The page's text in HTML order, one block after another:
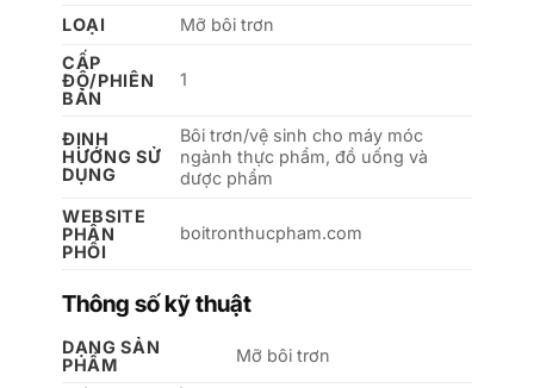
LOẠI
Mỡ bôi trơn
CẤP
ĐỘ/PHIÊN
BẢN
1
ĐỊNH
HƯỚNG SỬ
DỤNG
Bôi trơn/vệ sinh cho máy móc
ngành thực phẩm, đồ uống và
dược phẩm
WEBSITE
PHÂN
PHỐI
boitronthucpham.com
Thông số kỹ thuật
DẠNG SẢN
PHẨM
Mỡ bôi trơn